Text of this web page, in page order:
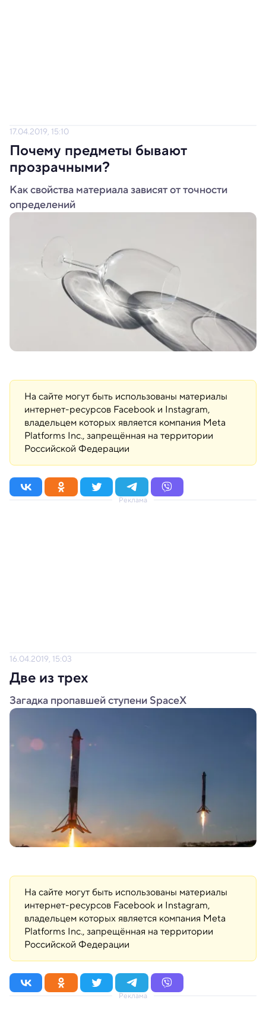
17.04.2019, 15:10
Почему предметы бывают
прозрачными?
Как свойства материала зависят от точности
определений
На сайте могут быть использованы материалы
интернет-ресурсов Facebook и Instagram,
владельцем которых является компания Meta
Platforms Inc., запрещённая на территории
Российской Федерации
Реклама
16.04.2019, 15:03
Две из трех
Загадка пропавшей ступени SpaceX
На сайте могут быть использованы материалы
интернет-ресурсов Facebook и Instagram,
владельцем которых является компания Meta
Platforms Inc., запрещённая на территории
Российской Федерации
Реклама